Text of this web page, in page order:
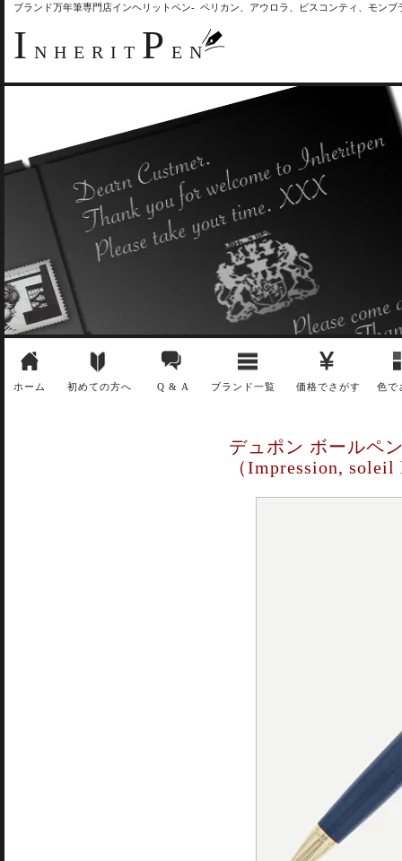
ブランド万年筆専門店インヘリットペン- ペリカン、アウロラ、ビスコンティ、モン
I NHERIT P EN
ホーム 初めての方へ Q & A ブランド一覧 価格でさがす 色で
デュポン ボールペ
（Impression,